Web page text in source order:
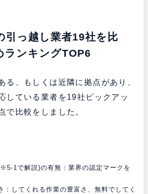
引っ越し業者19社を比
ランキングTOP6
る、もしくは近隣に拠点があり、
している業者を19社ピックアッ
で比較をしました。
1で解説)の有無：業界の認定マークを
：してくれる作業の豊富さ、無料でしてく